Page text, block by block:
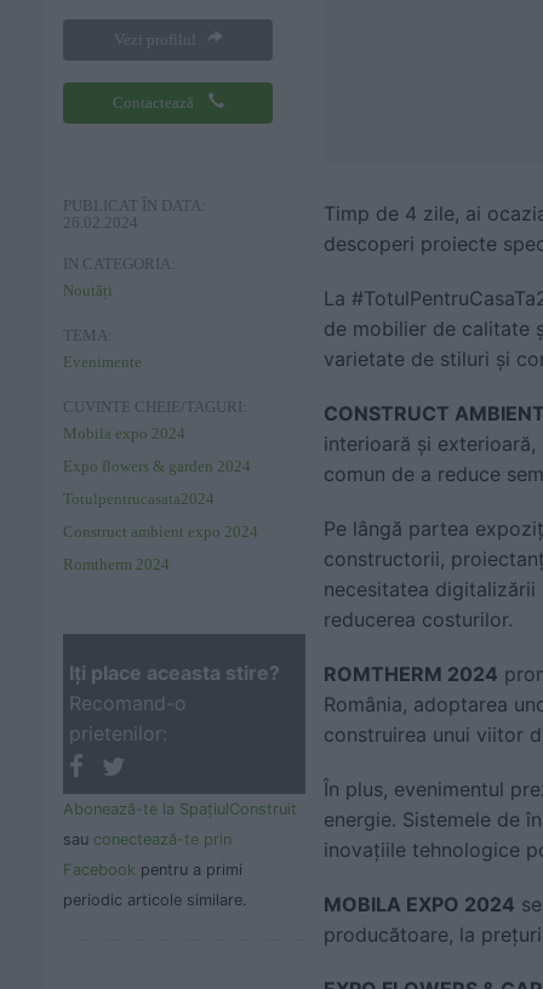
Vezi profilul
Contactează
PUBLICAT ÎN DATA:
26.02.2024
IN CATEGORIA:
Noutăți
TEMA:
Evenimente
CUVINTE CHEIE/TAGURI:
Mobila expo 2024
Expo flowers & garden 2024
Totulpentrucasata2024
Construct ambient expo 2024
Romtherm 2024
Iţi place aceasta stire?
Recomand-o
prietenilor:
Abonează-te la SpaţiulConstruit
sau conectează-te prin
Facebook pentru a primi
periodic articole similare.
Timp de 4 zile, ai
descoperi proiecte
La
de mobilier de calitate
varietate de stiluri și
CONSTRUCT
interioară și
comun de a reduce
Pe lângă partea
constructorii,
necesitatea
reducerea costurilor.
ROMTHERM 2024
România, adoptarea
construirea unui viitor
În plus, evenimentul
energie. Sistemele de
inovațiile tehnologice
MOBILA EXPO 2024
producătoare, la